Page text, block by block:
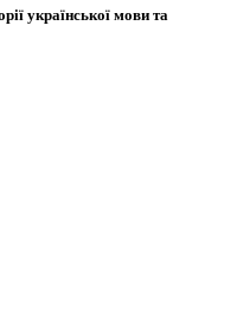
української мови та